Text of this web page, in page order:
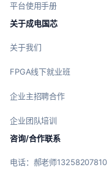
平台使用手册
关于成电国芯
关于我们
FPGA线下就业班
企业主招聘合作
企业团队培训
咨询/合作联系
电话：郝老师13258207810